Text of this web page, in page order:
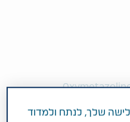
שלך, לנתח ולמדוד